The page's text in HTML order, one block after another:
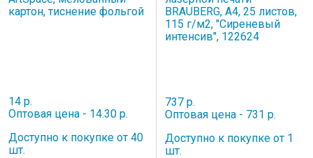
14 р.
Оптовая цена - 14.30 р.
Доступно к покупке от 40
шт.
737 р.
Оптовая цена - 731 р.
Доступно к покупке от 1
шт.